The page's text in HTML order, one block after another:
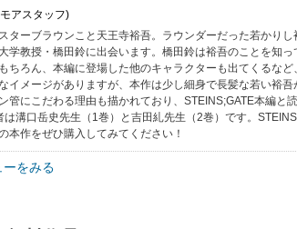
アスタッフ)
ターブラウンこと天王寺裕吾。ラウンダーだった若かり
学教授・橋田鈴に出会います。橋田鈴は裕吾のことを知
ちろん、本編に登場した他のキャラクターも出てくるな
イメージがありますが、本作は少し細身で長髪な若い裕
管にこだわる理由も描かれており、STEINS;GATE本編と
溝口岳史先生（1巻）と吉田糺先生（2巻）です。
本作をぜひ購入してみてください！
をみる